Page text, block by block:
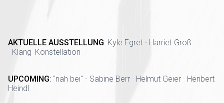
AKTUELLE AUSSTELLUNG: Kyle Egret · Harriet Groß
· Klang_Konstellation
UPCOMING: "nah bei" - Sabine Berr · Helmut Geier · Heribert
Heindl